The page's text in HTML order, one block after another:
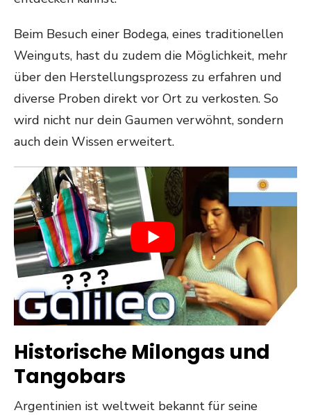
Beim Besuch einer Bodega, eines traditionellen
Weinguts, hast du zudem die Möglichkeit, mehr
über den Herstellungsprozess zu erfahren und
diverse Proben direkt vor Ort zu verkosten. So
wird nicht nur dein Gaumen verwöhnt, sondern
auch dein Wissen erweitert.
Historische Milongas und
Tangobars
Argentinien ist weltweit bekannt für seine